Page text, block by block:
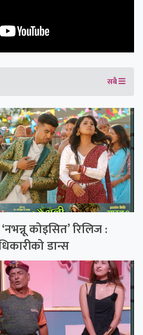
सबै
कोइसित’ रिलिज :
डान्स